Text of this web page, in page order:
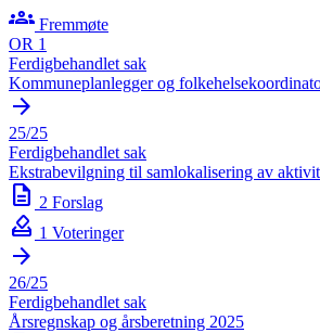
groups Fremmøte
OR 1
Ferdigbehandlet sak
Kommuneplanlegger og
arrow_forward
25/25
Ferdigbehandlet sak
Ekstrabevilgning til samlokalisering av
description 2 Forslag
how_to_vote 1 Voteringer
arrow_forward
26/25
Ferdigbehandlet sak
Årsregnskap og årsberetning 2025